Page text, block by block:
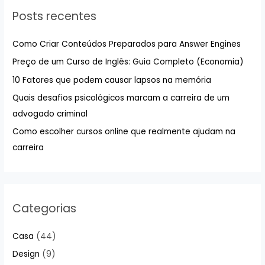
i
r
p
o
r
:
Posts recentes
Como Criar Conteúdos Preparados para Answer Engines
Preço de um Curso de Inglês: Guia Completo (Economia)
10 Fatores que podem causar lapsos na memória
Quais desafios psicológicos marcam a carreira de um
advogado criminal
Como escolher cursos online que realmente ajudam na
carreira
Categorias
Casa (44)
Design (9)